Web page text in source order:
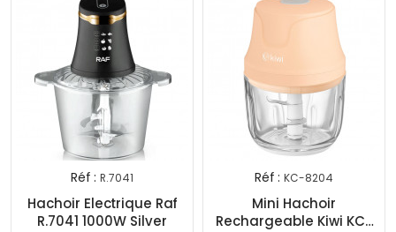
Réf : R.7041
Hachoir Electrique Raf
R.7041 1000W Silver
Réf : KC-8204
Mini Hachoir
Rechargeable Kiwi KC-